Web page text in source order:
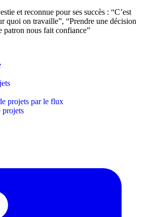
et reconnue pour ses succès : “C’est
quoi on travaille”, “Prendre une décision
patron nous fait confiance”
projets par le flux
projets